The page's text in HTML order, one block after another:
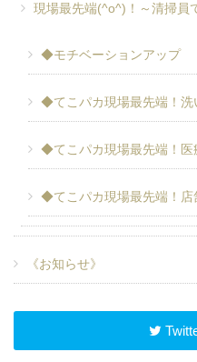
現場最先端(^o^)！～清掃員
◆モチベーションアップ
◆てこパカ現場最先端！洗
◆てこパカ現場最先端！医
◆てこパカ現場最先端！店
《お知らせ》